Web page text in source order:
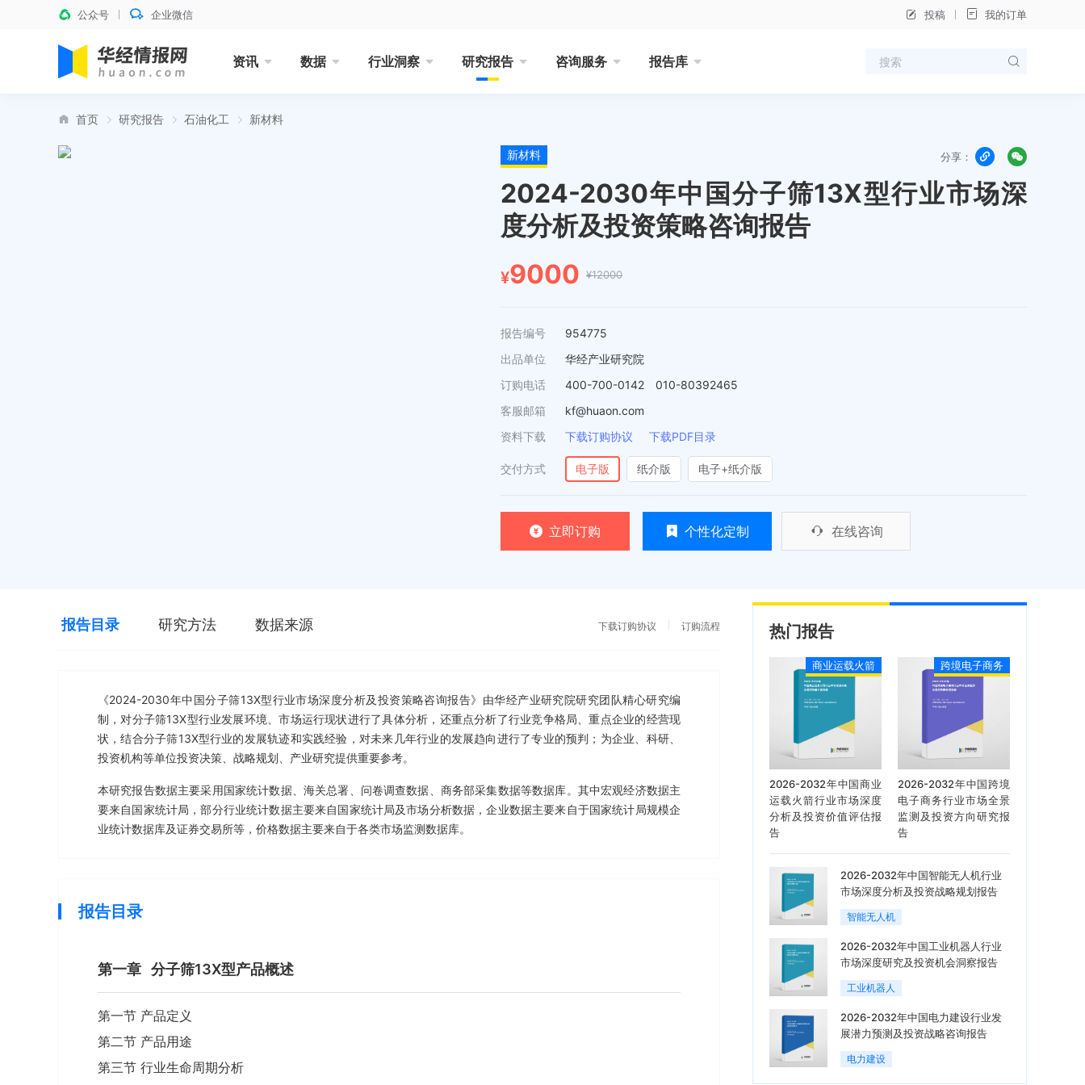
公众号 企业微信 投稿 我的订单
资讯 数据 行业洞察 研究报告 咨询服务 报告库
首页 研究报告 石油化工 新材料
新材料 分享：
2024-2030年中国分子筛13X型行业市场深
度分析及投资策略咨询报告
¥9000 ¥12000
报告编号
954775
出品单位
华经产业研究院
订购电话
400-700-0142 010-80392465
客服邮箱
kf@huaon.com
资料下载
下载订购协议 下载PDF目录
交付方式 电子版 纸介版 电子+纸介版
立即订购 个性化定制 在线咨询
报告目录 研究方法 数据来源 下载订购协议 订购流程
《2024-2030年中国分子筛13X型行业市场深度分析及投资策略咨询报告》由华经产业研究院研究团队精心研究编
制，对分子筛13X型行业发展环境、市场运行现状进行了具体分析，还重点分析了行业竞争格局、重点企业的经营现
状，结合分子筛13X型行业的发展轨迹和实践经验，对未来几年行业的发展趋向进行了专业的预判；为企业、科研、
投资机构等单位投资决策、战略规划、产业研究提供重要参考。
本研究报告数据主要采用国家统计数据、海关总署、问卷调查数据、商务部采集数据等数据库。其中宏观经济数据主
要来自国家统计局，部分行业统计数据主要来自国家统计局及市场分析数据，企业数据主要来自于国家统计局规模企
业统计数据库及证券交易所等，价格数据主要来自于各类市场监测数据库。
报告目录
第一章 分子筛13X型产品概述
第一节 产品定义
第二节 产品用途
第三节 行业生命周期分析
热门报告
商业运载火箭
2026-2032年中国商业
运载火箭行业市场深度
分析及投资价值评估报
告
跨境电子商务
2026-2032年中国跨境
电子商务行业市场全景
监测及投资方向研究报
告
2026-2032年中国智能无人机行业
市场深度分析及投资战略规划报告
智能无人机
2026-2032年中国工业机器人行业
市场深度研究及投资机会洞察报告
工业机器人
2026-2032年中国电力建设行业发
展潜力预测及投资战略咨询报告
电力建设